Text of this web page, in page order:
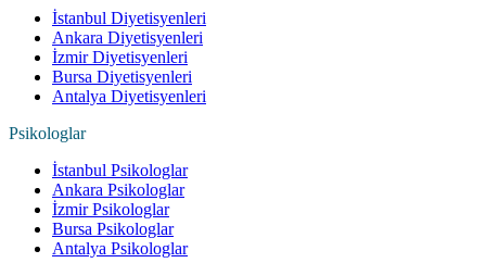
İstanbul Diyetisyenleri
Ankara Diyetisyenleri
İzmir Diyetisyenleri
Bursa Diyetisyenleri
Antalya Diyetisyenleri
Psikologlar
İstanbul Psikologlar
Ankara Psikologlar
İzmir Psikologlar
Bursa Psikologlar
Antalya Psikologlar